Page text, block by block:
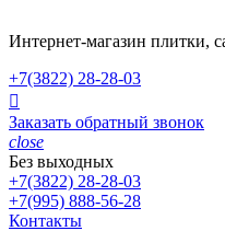
Интернет-магазин плитки,
+7(3822) 28-28-03

Заказать обратный звонок
close
Без выходных
+7(3822) 28-28-03
+7(995) 888-56-28
Контакты